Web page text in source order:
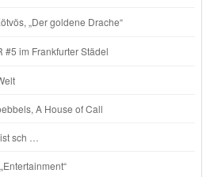
„Der goldene Drache“
#5 im Frankfurter Städel
A House of Call
sch …